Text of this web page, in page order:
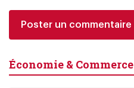
Économie & Commerce